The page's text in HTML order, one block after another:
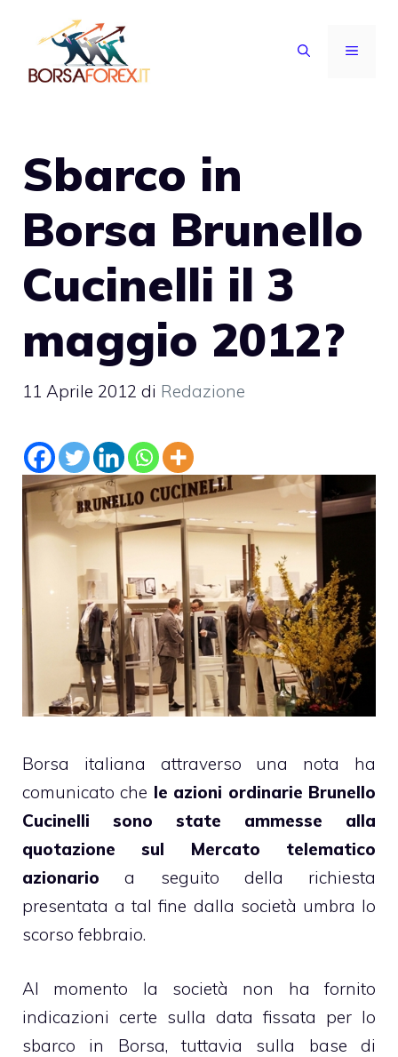
contenuto
MENU
Sbarco in
Borsa Brunello
Cucinelli il 3
maggio 2012?
11 Aprile 2012 di Redazione
Borsa italiana attraverso una nota ha
comunicato che le azioni ordinarie Brunello
Cucinelli sono state ammesse alla
quotazione sul Mercato telematico
azionario a seguito della richiesta
presentata a tal fine dalla società umbra lo
scorso febbraio.
Al momento la società non ha fornito
indicazioni certe sulla data fissata per lo
sbarco in Borsa, tuttavia sulla base di